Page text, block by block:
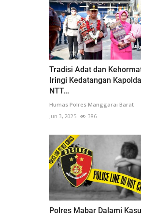
Tradisi Adat dan
Iringi Kedatangan Kapolda
NTT...
Humas Polres Manggarai Barat
Jun 3, 2025
386
Polres Mabar Dalami